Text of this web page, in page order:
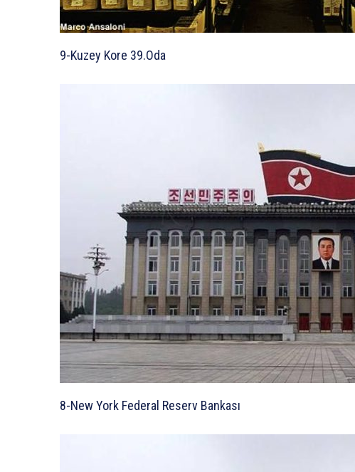
9-Kuzey Kore 39.Oda
8-New York Federal Reserv Bankası